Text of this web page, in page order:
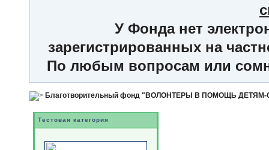
У Фонда нет
зарегистрированных на
По любым вопросам или
Благотворительный фонд "ВОЛОНТЕРЫ В ПОМОЩЬ
Тестовая категория